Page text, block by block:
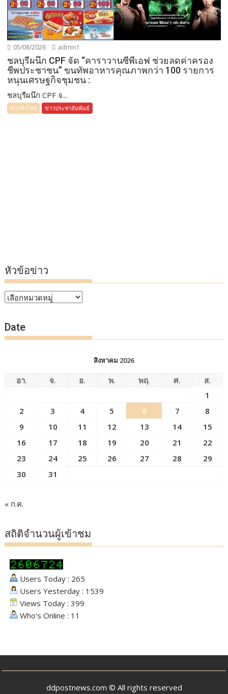
05/08/2026 admin1
ชลบุรีผนึก CPF จัด “คาราวานซีพีเอฟ ช่วยลดค่าครอง
ชีพประชาชน” ขนทัพอาหารคุณภาพกว่า 100 รายการ
หนุนเศรษฐกิจชุมชน :
ชลบุรีผนึก CPF จ...
ข่าวทั่วไทย ข่าวประชาสัมพันธ์
หัวข้อข่าว
หัวข้อ
Date
สิงหาคม 2026
อา. จ. อ. พ. พฤ. ศ.
ส.
1
2
3 4 5 6 7
8
9
10 11 12 13 14
15
16
17 18 19 20 21
22
23
24 25 26 27 28
29
30
31
« ก.ค.
สถิติจำนวนผู้เข้าชม
Users Today : 265
Users Yesterday : 1539
Views Today : 399
Who's Online : 11
ddpostnews.com © All rights reserved